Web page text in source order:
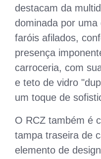
destacam da
dominada por
faróis afilados,
presença
carroceria, com
e teto de vidro
um toque de
O RCZ também é
tampa traseira de
elemento de